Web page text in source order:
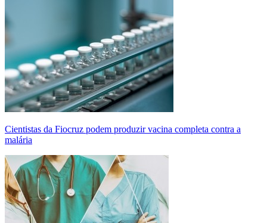
Cientistas da Fiocruz podem produzir vacina completa contra a
malária